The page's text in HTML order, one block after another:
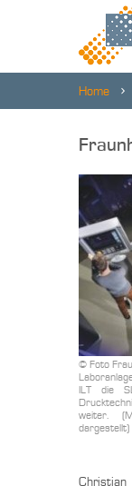
Home
© Foto
ILT die
weiter.
dargestellt)